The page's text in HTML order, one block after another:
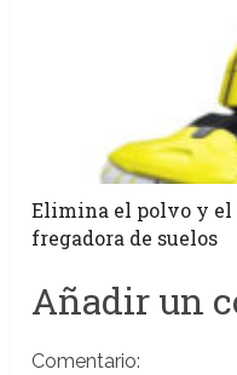
Elimina el polvo y el
fregadora de suelos
Añadir un
Comentario: